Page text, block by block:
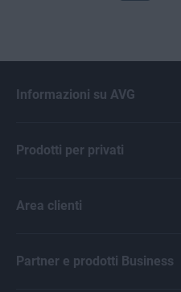
Informazioni su AVG
Prodotti per privati
Area clienti
Partner e prodotti Business